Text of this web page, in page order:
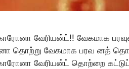
வேரியன்ட்!! வேகமாக
தொற்று வேகமாக பரவ னத்
வேரியன்ட் தொற்றை